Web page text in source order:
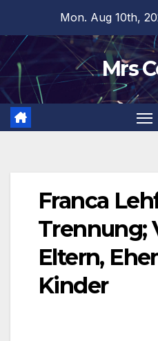
content
Mon. Aug 10th,
Mrs
Franca
Trennung;
Eltern,
Kinder